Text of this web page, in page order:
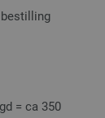
bestilling
= ca 350